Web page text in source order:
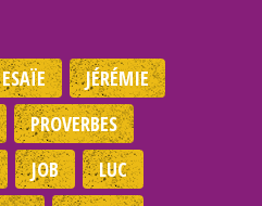
ESAÏE
JÉRÉMIE
PROVERBES
JOB
LUC